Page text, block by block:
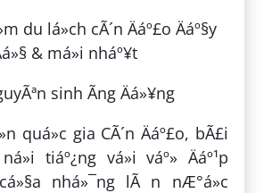
sinh Ãng Äá»¥ng
quá»c gia CÃ´n Äáº£o, bÃ£i
tiáº¿ng vá»i váº» Äáº¹p
nhá»¯ng lÃ n nÆ°á»c